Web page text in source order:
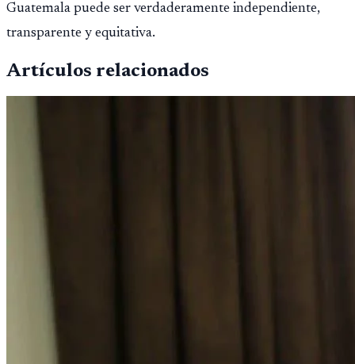
Guatemala puede ser verdaderamente independiente,
transparente y equitativa.
Artículos relacionados